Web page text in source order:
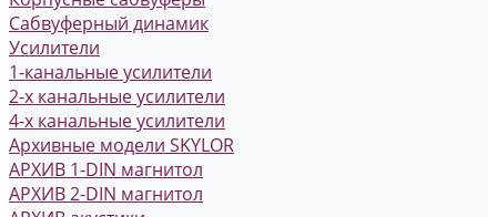
Сабвуферный динамик
Усилители
1-канальные усилители
2-х канальные усилители
4-х канальные усилители
Архивные модели SKYLOR
АРХИВ 1-DIN магнитол
АРХИВ 2-DIN магнитол